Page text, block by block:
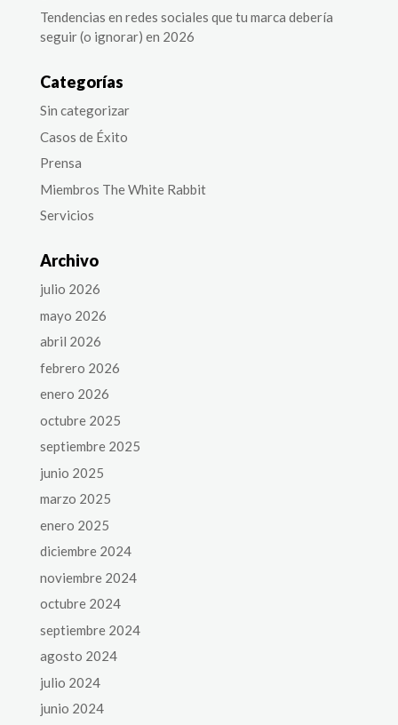
Tendencias en redes sociales que tu marca debería
seguir (o ignorar) en 2026
Categorías
Sin categorizar
Casos de Éxito
Prensa
Miembros The White Rabbit
Servicios
Archivo
julio 2026
mayo 2026
abril 2026
febrero 2026
enero 2026
octubre 2025
septiembre 2025
junio 2025
marzo 2025
enero 2025
diciembre 2024
noviembre 2024
octubre 2024
septiembre 2024
agosto 2024
julio 2024
junio 2024